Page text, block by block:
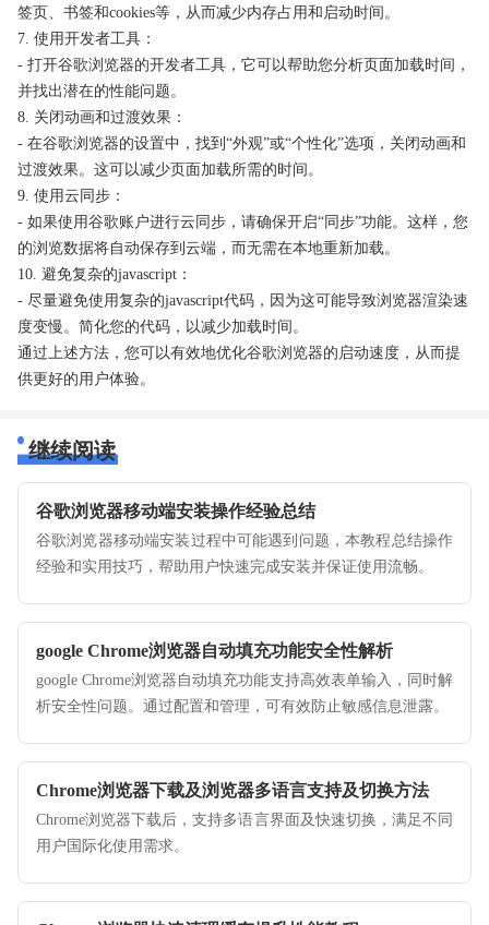
签页、书签和cookies等，从而减少内存占用和启动时间。
7. 使用开发者工具：
- 打开谷歌浏览器的开发者工具，它可以帮助您分析页面加载时间，
并找出潜在的性能问题。
8. 关闭动画和过渡效果：
- 在谷歌浏览器的设置中，找到“外观”或“个性化”选项，关闭动画和
过渡效果。这可以减少页面加载所需的时间。
9. 使用云同步：
- 如果使用谷歌账户进行云同步，请确保开启“同步”功能。这样，您
的浏览数据将自动保存到云端，而无需在本地重新加载。
10. 避免复杂的javascript：
- 尽量避免使用复杂的javascript代码，因为这可能导致浏览器渲染速
度变慢。简化您的代码，以减少加载时间。
通过上述方法，您可以有效地优化谷歌浏览器的启动速度，从而提
供更好的用户体验。
继续阅读
谷歌浏览器移动端安装操作经验总结
谷歌浏览器移动端安装过程中可能遇到问题，本教程总结操作
经验和实用技巧，帮助用户快速完成安装并保证使用流畅。
google Chrome浏览器自动填充功能安全性解析
google Chrome浏览器自动填充功能支持高效表单输入，同时解
析安全性问题。通过配置和管理，可有效防止敏感信息泄露。
Chrome浏览器下载及浏览器多语言支持及切换方法
Chrome浏览器下载后，支持多语言界面及快速切换，满足不同
用户国际化使用需求。